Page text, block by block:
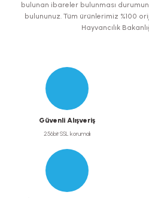
bulunan ibareler bulunması
bulununuz. Tüm ürünlerimiz %100
Hayvancılık
Güvenli Alışveriş
256bit SSL korumalı